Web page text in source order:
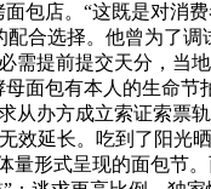
包店。“这既是对消
合选择。他曾为了
提前提交天分，当
包有本人的生命节
办方成立索证索票
延长。吃到了阳
形式呈现的面包节